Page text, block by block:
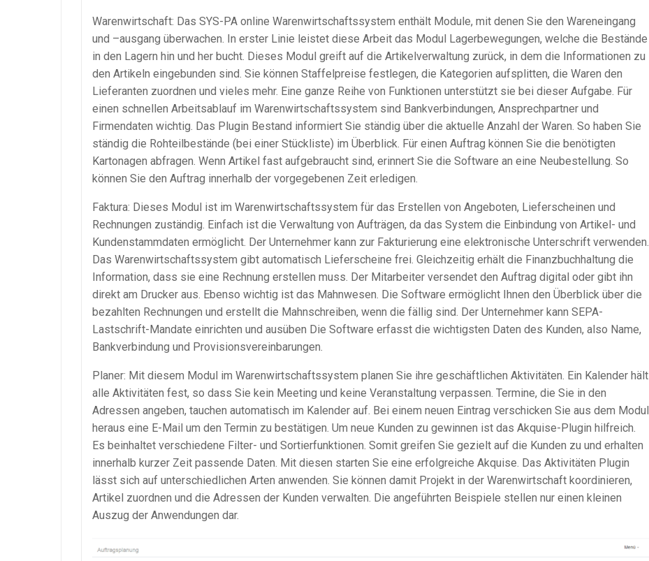
Warenwirtschaft: Das SYS-PA online Warenwirtschaftssystem enthält Module, mit denen Sie den Wareneingang
und –ausgang überwachen. In erster Linie leistet diese Arbeit das Modul Lagerbewegungen, welche die Bestände
in den Lagern hin und her bucht. Dieses Modul greift auf die Artikelverwaltung zurück, in dem die Informationen zu
den Artikeln eingebunden sind. Sie können Staffelpreise festlegen, die Kategorien aufsplitten, die Waren den
Lieferanten zuordnen und vieles mehr. Eine ganze Reihe von Funktionen unterstützt sie bei dieser Aufgabe. Für
einen schnellen Arbeitsablauf im Warenwirtschaftssystem sind Bankverbindungen, Ansprechpartner und
Firmendaten wichtig. Das Plugin Bestand informiert Sie ständig über die aktuelle Anzahl der Waren. So haben Sie
ständig die Rohteilbestände (bei einer Stückliste) im Überblick. Für einen Auftrag können Sie die benötigten
Kartonagen abfragen. Wenn Artikel fast aufgebraucht sind, erinnert Sie die Software an eine Neubestellung. So
können Sie den Auftrag innerhalb der vorgegebenen Zeit erledigen.
Faktura: Dieses Modul ist im Warenwirtschaftssystem für das Erstellen von Angeboten, Lieferscheinen und
Rechnungen zuständig. Einfach ist die Verwaltung von Aufträgen, da das System die Einbindung von Artikel- und
Kundenstammdaten ermöglicht. Der Unternehmer kann zur Fakturierung eine elektronische Unterschrift verwenden.
Das Warenwirtschaftssystem gibt automatisch Lieferscheine frei. Gleichzeitig erhält die Finanzbuchhaltung die
Information, dass sie eine Rechnung erstellen muss. Der Mitarbeiter versendet den Auftrag digital oder gibt ihn
direkt am Drucker aus. Ebenso wichtig ist das Mahnwesen. Die Software ermöglicht Ihnen den Überblick über die
bezahlten Rechnungen und erstellt die Mahnschreiben, wenn die fällig sind. Der Unternehmer kann SEPA-
Lastschrift-Mandate einrichten und ausüben Die Software erfasst die wichtigsten Daten des Kunden, also Name,
Bankverbindung und Provisionsvereinbarungen.
Planer: Mit diesem Modul im Warenwirtschaftssystem planen Sie ihre geschäftlichen Aktivitäten. Ein Kalender hält
alle Aktivitäten fest, so dass Sie kein Meeting und keine Veranstaltung verpassen. Termine, die Sie in den
Adressen angeben, tauchen automatisch im Kalender auf. Bei einem neuen Eintrag verschicken Sie aus dem Modul
heraus eine E-Mail um den Termin zu bestätigen. Um neue Kunden zu gewinnen ist das Akquise-Plugin hilfreich.
Es beinhaltet verschiedene Filter- und Sortierfunktionen. Somit greifen Sie gezielt auf die Kunden zu und erhalten
innerhalb kurzer Zeit passende Daten. Mit diesen starten Sie eine erfolgreiche Akquise. Das Aktivitäten Plugin
lässt sich auf unterschiedlichen Arten anwenden. Sie können damit Projekt in der Warenwirtschaft koordinieren,
Artikel zuordnen und die Adressen der Kunden verwalten. Die angeführten Beispiele stellen nur einen kleinen
Auszug der Anwendungen dar.